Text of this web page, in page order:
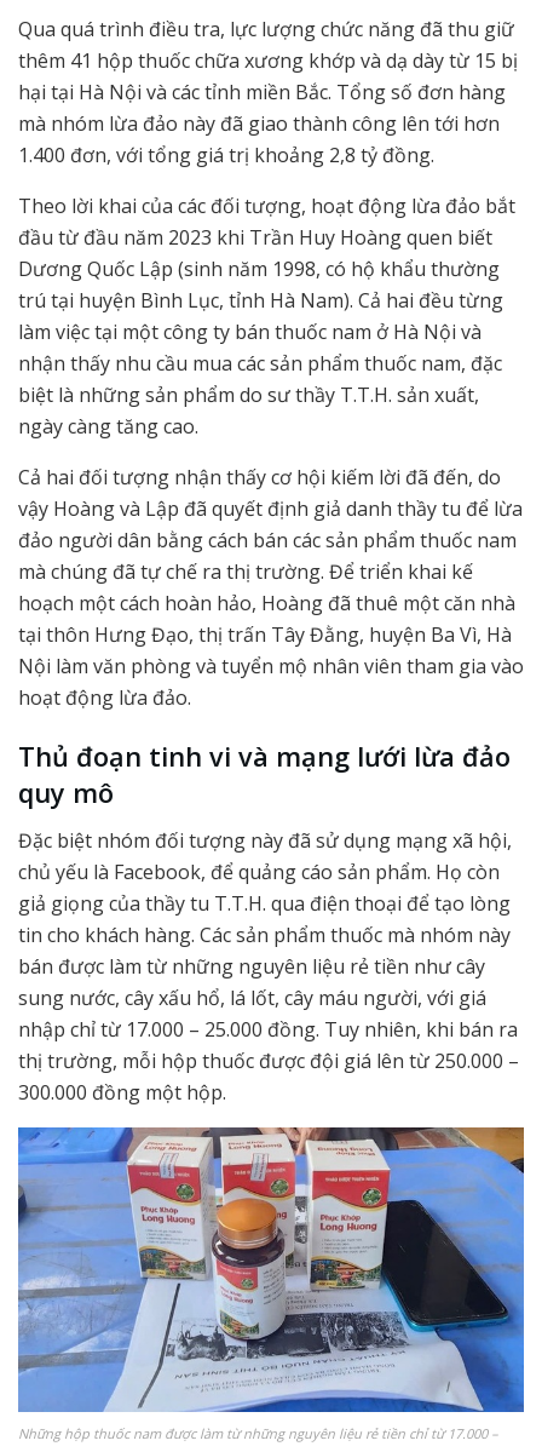
Qua quá trình điều tra, lực lượng chức năng đã thu giữ
thêm 41 hộp thuốc chữa xương khớp và dạ dày từ 15 bị
hại tại Hà Nội và các tỉnh miền Bắc. Tổng số đơn hàng
mà nhóm lừa đảo này đã giao thành công lên tới hơn
1.400 đơn, với tổng giá trị khoảng 2,8 tỷ đồng.
Theo lời khai của các đối tượng, hoạt động lừa đảo bắt
đầu từ đầu năm 2023 khi Trần Huy Hoàng quen biết
Dương Quốc Lập (sinh năm 1998, có hộ khẩu thường
trú tại huyện Bình Lục, tỉnh Hà Nam). Cả hai đều từng
làm việc tại một công ty bán thuốc nam ở Hà Nội và
nhận thấy nhu cầu mua các sản phẩm thuốc nam, đặc
biệt là những sản phẩm do sư thầy T.T.H. sản xuất,
ngày càng tăng cao.
Cả hai đối tượng nhận thấy cơ hội kiếm lời đã đến, do
vậy Hoàng và Lập đã quyết định giả danh thầy tu để lừa
đảo người dân bằng cách bán các sản phẩm thuốc nam
mà chúng đã tự chế ra thị trường. Để triển khai kế
hoạch một cách hoàn hảo, Hoàng đã thuê một căn nhà
tại thôn Hưng Đạo, thị trấn Tây Đằng, huyện Ba Vì, Hà
Nội làm văn phòng và tuyển mộ nhân viên tham gia vào
hoạt động lừa đảo.
Thủ đoạn tinh vi và mạng lưới lừa đảo
quy mô
Đặc biệt nhóm đối tượng này đã sử dụng mạng xã hội,
chủ yếu là Facebook, để quảng cáo sản phẩm. Họ còn
giả giọng của thầy tu T.T.H. qua điện thoại để tạo lòng
tin cho khách hàng. Các sản phẩm thuốc mà nhóm này
bán được làm từ những nguyên liệu rẻ tiền như cây
sung nước, cây xấu hổ, lá lốt, cây máu người, với giá
nhập chỉ từ 17.000 – 25.000 đồng. Tuy nhiên, khi bán ra
thị trường, mỗi hộp thuốc được đội giá lên từ 250.000 –
300.000 đồng một hộp.
Những hộp thuốc nam được làm từ những nguyên liệu rẻ tiền chỉ từ 17.000 –